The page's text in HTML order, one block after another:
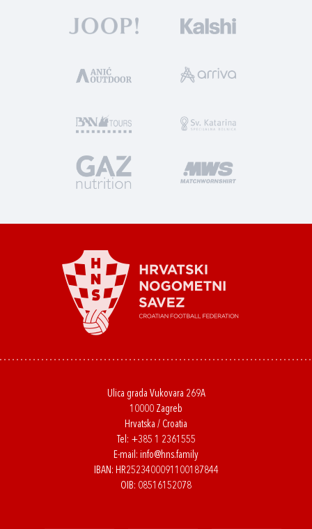
Ulica grada Vukovara 269A
10000 Zagreb
Hrvatska / Croatia
Tel: +385 1 2361555
E-mail: info@hns.family
IBAN: HR2523400091100187844
OIB: 08516152078